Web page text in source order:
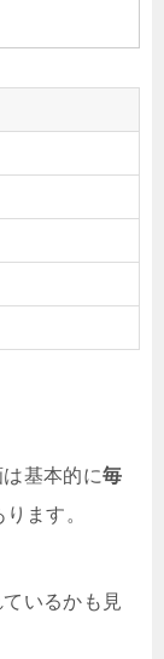
基本的に毎
ります。
いるかも見